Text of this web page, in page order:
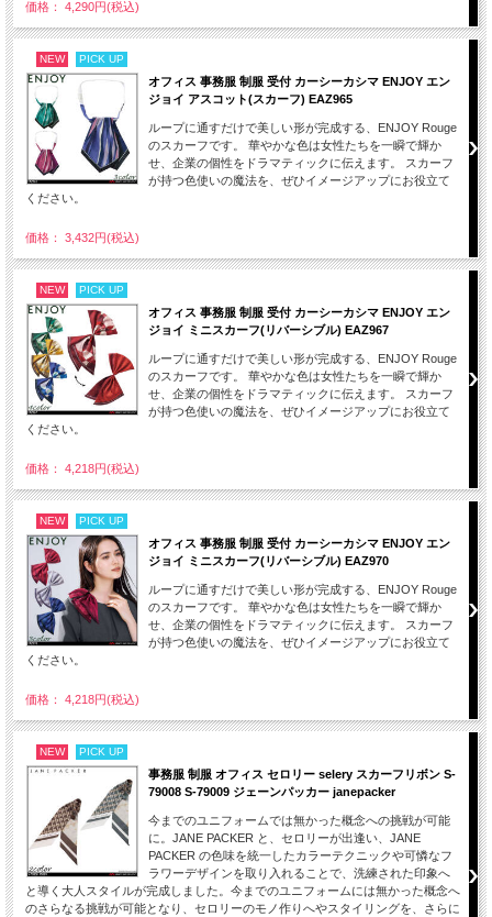
価格： 4,290円(税込)
NEW PICK UP
オフィス 事務服 制服 受付 カーシーカシマ ENJOY エン
ジョイ アスコット(スカーフ) EAZ965
ループに通すだけで美しい形が完成する、ENJOY Rouge
のスカーフです。 華やかな色は女性たちを一瞬で輝か
せ、企業の個性をドラマティックに伝えます。 スカーフ
が持つ色使いの魔法を、ぜひイメージアップにお役立て
ください。
価格： 3,432円(税込)
NEW PICK UP
オフィス 事務服 制服 受付 カーシーカシマ ENJOY エン
ジョイ ミニスカーフ(リバーシブル) EAZ967
ループに通すだけで美しい形が完成する、ENJOY Rouge
のスカーフです。 華やかな色は女性たちを一瞬で輝か
せ、企業の個性をドラマティックに伝えます。 スカーフ
が持つ色使いの魔法を、ぜひイメージアップにお役立て
ください。
価格： 4,218円(税込)
NEW PICK UP
オフィス 事務服 制服 受付 カーシーカシマ ENJOY エン
ジョイ ミニスカーフ(リバーシブル) EAZ970
ループに通すだけで美しい形が完成する、ENJOY Rouge
のスカーフです。 華やかな色は女性たちを一瞬で輝か
せ、企業の個性をドラマティックに伝えます。 スカーフ
が持つ色使いの魔法を、ぜひイメージアップにお役立て
ください。
価格： 4,218円(税込)
NEW PICK UP
事務服 制服 オフィス セロリー selery スカーフリボン S-
79008 S-79009 ジェーンパッカー janepacker
今までのユニフォームでは無かった概念への挑戦が可能
に。JANE PACKER と、セロリーが出逢い、JANE
PACKER の色味を統一したカラーテクニックや可憐なフ
ラワーデザインを取り入れることで、洗練された印象へ
と導く大人スタイルが完成しました。今までのユニフォームには無かった概念へ
のさらなる挑戦が可能となり、セロリーのモノ作りへやスタイリングを、さらに